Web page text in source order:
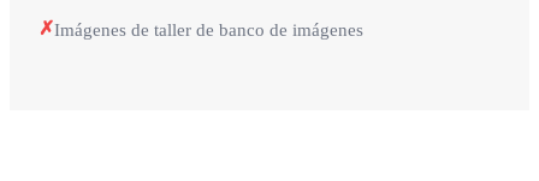
✗Imágenes de taller de banco de imágenes